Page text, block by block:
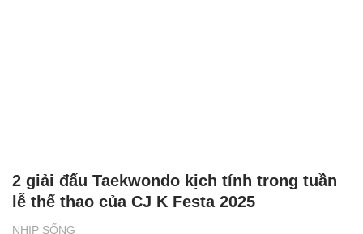
NHỊP SỐNG
2 giải đấu Taekwondo kịch tính trong tuần
lễ thể thao của CJ K Festa 2025